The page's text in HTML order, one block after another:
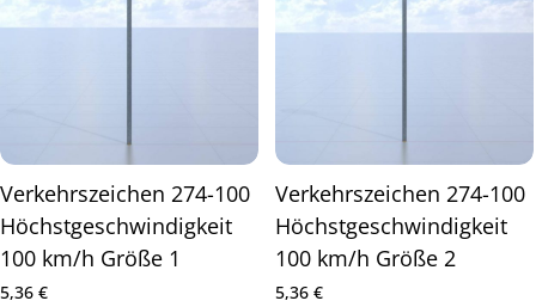
Verkehrszeichen 274-100
Höchstgeschwindigkeit
100 km/h Größe 1
5,36 €
Verkehrszeichen 274-100
Höchstgeschwindigkeit
100 km/h Größe 2
5,36€